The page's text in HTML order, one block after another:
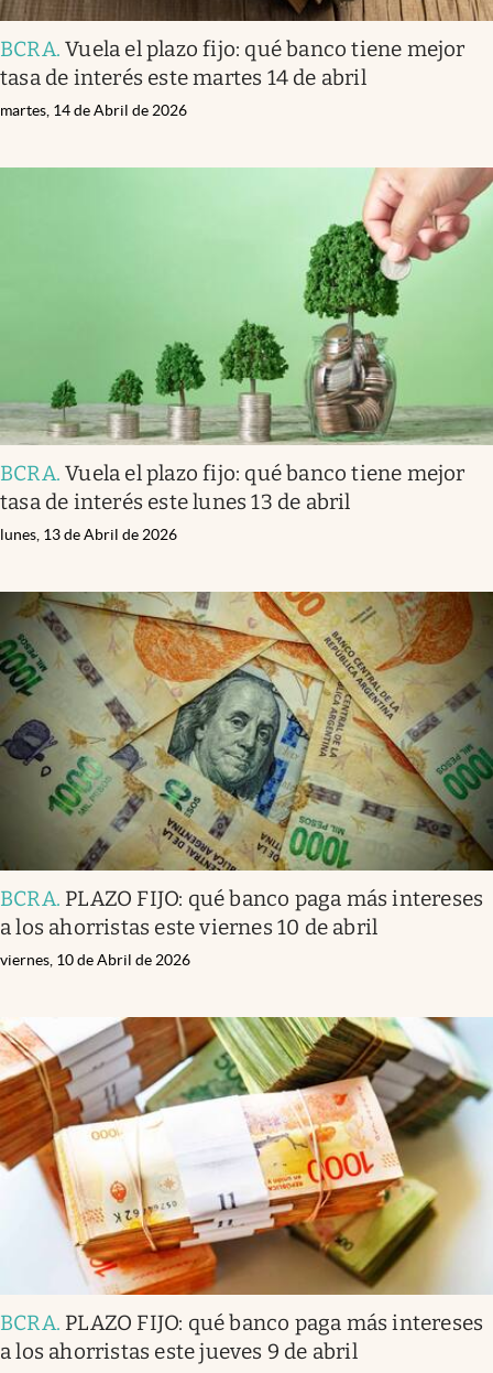
BCRA.Vuela el plazo fijo: qué banco tiene mejor
tasa de interés este martes 14 de abril
martes, 14 de Abril de 2026
BCRA.Vuela el plazo fijo: qué banco tiene mejor
tasa de interés este lunes 13 de abril
lunes, 13 de Abril de 2026
BCRA. PLAZO FIJO: qué banco paga más intereses
a los ahorristas este viernes 10 de abril
viernes, 10 de Abril de 2026
BCRA. PLAZO FIJO: qué banco paga más intereses
a los ahorristas este jueves 9 de abril